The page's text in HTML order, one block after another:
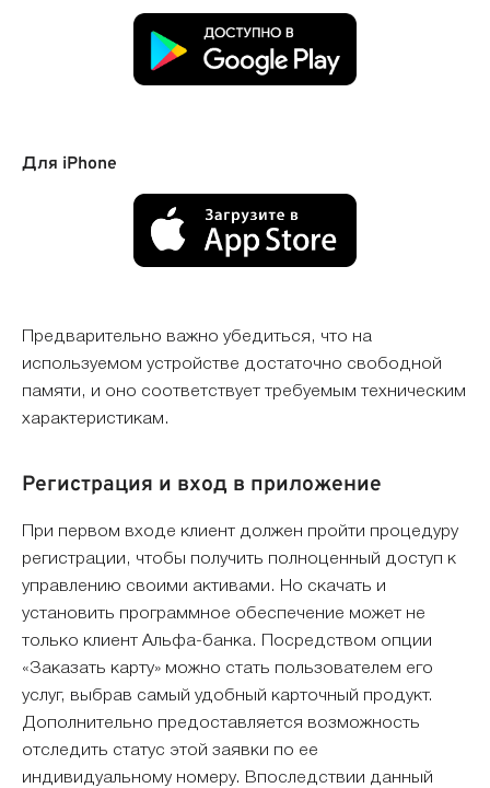
Для iPhone
Предварительно важно убедиться, что на
используемом устройстве достаточно свободной
памяти, и оно соответствует требуемым техническим
характеристикам.
Регистрация и вход в приложение
При первом входе клиент должен пройти процедуру
регистрации, чтобы получить полноценный доступ к
управлению своими активами. Но скачать и
установить программное обеспечение может не
только клиент Альфа-банка. Посредством опции
«Заказать карту» можно стать пользователем его
услуг, выбрав самый удобный карточный продукт.
Дополнительно предоставляется возможность
отследить статус этой заявки по ее
индивидуальному номеру. Впоследствии данный